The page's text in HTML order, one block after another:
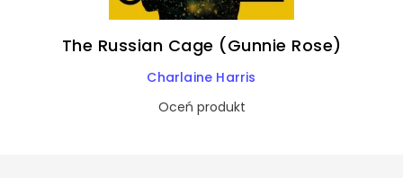
The Russian Cage (Gunnie Rose)
Charlaine Harris
Oceń produkt